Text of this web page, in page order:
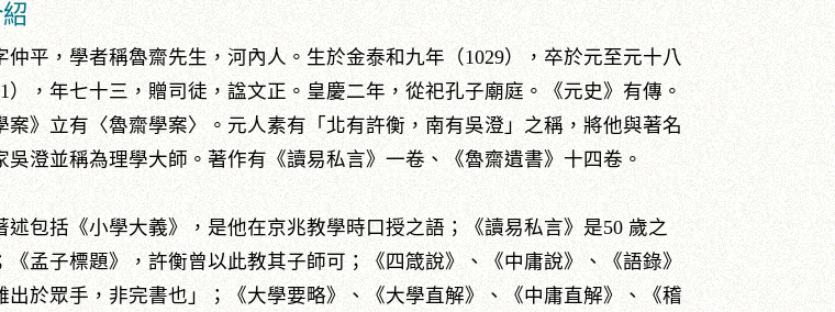
仲平，學者稱魯齋先生，河內人。生於金泰和九年（1029），卒於元至元十八
），年七十三，贈司徒，諡文正。皇慶二年，從祀孔子廟庭。《元史》有傳。
案》立有〈魯齋學案〉。元人素有「北有許衡，南有吳澄」之稱，將他與著名
吳澄並稱為理學大師。著作有《讀易私言》一卷、《魯齋遺書》十四卷。
述包括《小學大義》，是他在京兆教學時口授之語；《讀易私言》是50 歲之
《孟子標題》，許衡曾以此教其子師可；《四箴說》、《中庸說》、《語錄》
出於眾手，非完書也」；《大學要略》、《大學直解》、《中庸直解》、《稽